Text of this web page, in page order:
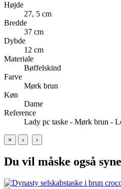
Højde
27, 5 cm
Bredde
37 cm
Dybde
12 cm
Materiale
Bøffelskind
Farve
Mørk brun
Køn
Dame
Reference
Lady pc taske - Mørk brun -
× ‹ ›
Du vil måske også